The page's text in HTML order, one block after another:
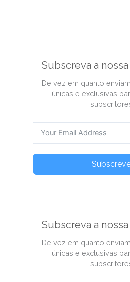
Subscreva a
De vez em quanto
únicas e exclusivas
Subscreva a
De vez em quanto
únicas e exclusivas